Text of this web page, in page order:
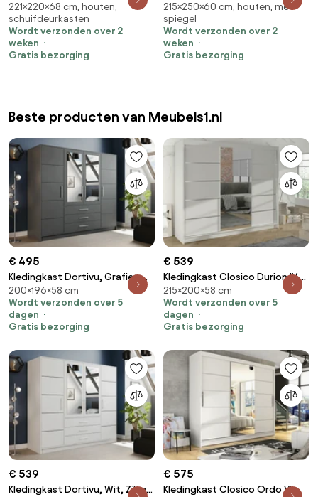
eiken, Zwart, 221x220x68cm,
223 kg, Kledingkast deuren:
Schuivend, Aantal planken: 10,
Aantal planken: 10
221×220×68 cm, houten,
schuifdeurkasten
Wordt verzonden over 2
weken
Gratis bezorging
215x250x60cm, 218 kg,
Kledingkast deuren: Schuivend,
Aantal planken: 6, Aantal
planken: 6
215×250×60 cm, houten, met
spiegel
Wordt verzonden over 2
weken
Gratis bezorging
Beste producten van Meubels1.nl
€ 495
Kledingkast Dortivu, Grafiet,
Zilver, 200x196x58cm, 174 kg,
Kledingkast deuren: Met
scharnieren
200×196×58 cm
Wordt verzonden over 5
dagen
Gratis bezorging
€ 539
Kledingkast Closico Durion IV,
Wit, 215x200x58cm, 171 kg,
Kledingkast deuren: Schuivend,
Aantal planken: 9, Aantal
215×200×58 cm
Wordt verzonden over 5
dagen
Gratis bezorging
€ 539
Kledingkast Dortivu, Wit, Zilver,
€ 575
Kledingkast Closico Ordo VI,